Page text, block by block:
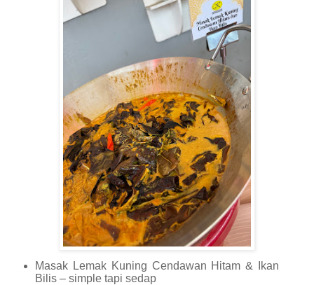
Masak Lemak Kuning Cendawan Hitam & Ikan
Bilis – simple tapi sedap